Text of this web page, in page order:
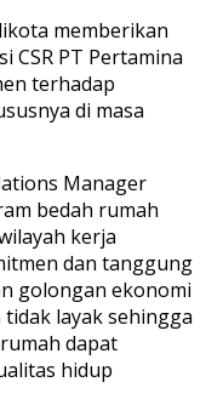
memberikan
CSR PT Pertamina
terhadap
di masa
Manager
bedah rumah
kerja
dan tanggung
golongan ekonomi
layak sehingga
dapat
hidup